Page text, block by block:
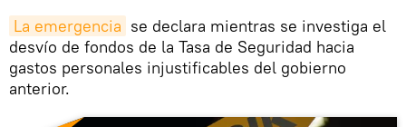
La emergencia se declara mientras se investiga el
desvío de fondos de la Tasa de Seguridad hacia
gastos personales injustificables del gobierno
anterior.